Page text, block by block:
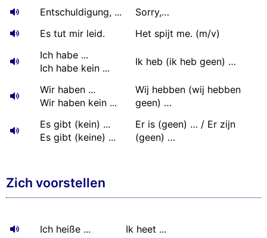
Entschuldigung, ...
Sorry,…
Es tut mir leid.
Het spijt me. (m/v)
Ich habe ...
Ich habe kein ...
Ik heb (ik heb geen) …
Wir haben ...
Wir haben kein ...
Wij hebben (wij hebben
geen) …
Es gibt (kein) ...
Es gibt (keine) ...
Er is (geen) … / Er zijn
(geen) …
Zich voorstellen
Ich heiße ...
Ik heet ...